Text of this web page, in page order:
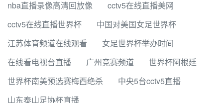
nba直播录像高清回放像
cctv5在线直播美网
cctv5在线直播世界杯
中国对美国女足世界杯
江苏体育频道在线观看
女足世界杯举办时间
在线看电视台直播
广州竞赛频道
世界杯阿根廷
世界杯南美预选赛梅西绝杀
中央5台cctv5直播
山东泰山足协杯直播